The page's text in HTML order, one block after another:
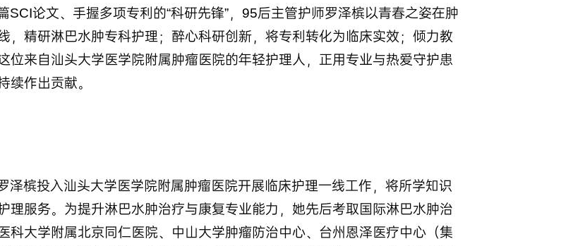
SCI论文、手握多项专利的“科研先锋”，95后主管护师罗泽槟以青春之姿在肿
，精研淋巴水肿专科护理；醉心科研创新，将专利转化为临床实效；倾力教
位来自汕头大学医学院附属肿瘤医院的年轻护理人，正用专业与热爱守护患
续作出贡献。
泽槟投入汕头大学医学院附属肿瘤医院开展临床护理一线工作，将所学知识
理服务。为提升淋巴水肿治疗与康复专业能力，她先后考取国际淋巴水肿治
科大学附属北京同仁医院、中山大学肿瘤防治中心、台州恩泽医疗中心（集